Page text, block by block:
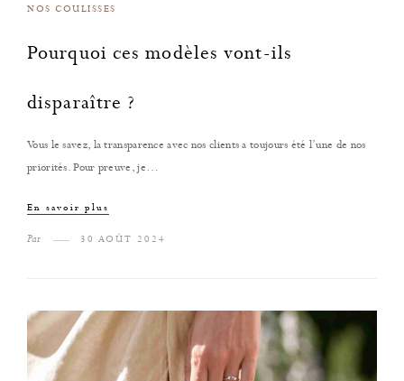
NOS COULISSES
Pourquoi ces modèles vont-ils
disparaître ?
Vous le savez, la transparence avec nos clients a toujours été l’une de nos
priorités. Pour preuve, je…
En savoir plus
Par 30 AOÛT 2024